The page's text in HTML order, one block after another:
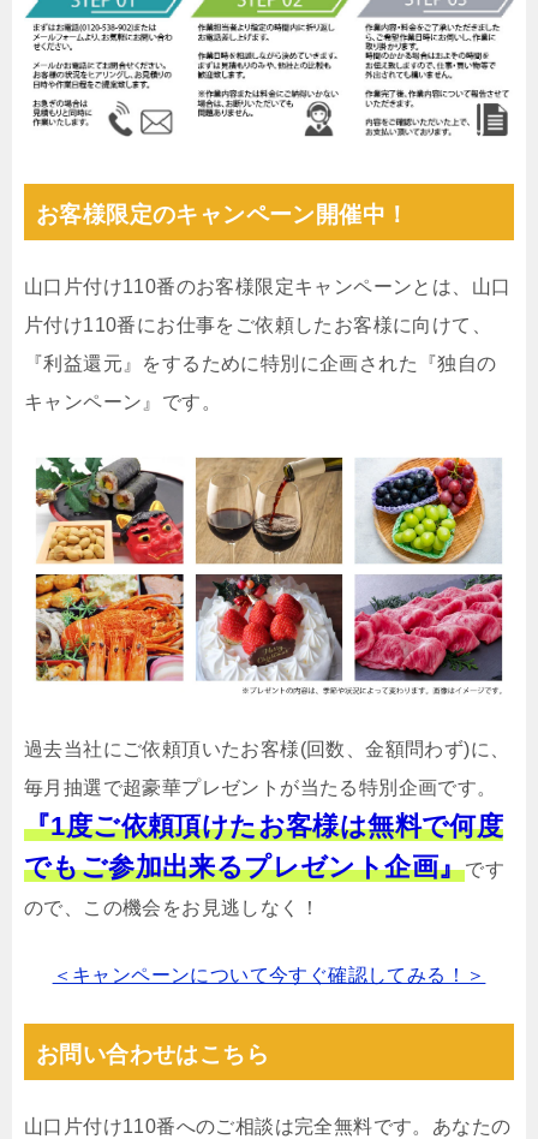
お客様限定のキャンペーン開催中！
山口片付け110番のお客様限定キャンペーンとは、山口
片付け110番にお仕事をご依頼したお客様に向けて、
『利益還元』をするために特別に企画された『独自の
キャンペーン』です。
過去当社にご依頼頂いたお客様(回数、金額問わず)に、
毎月抽選で超豪華プレゼントが当たる特別企画です。
『1度ご依頼頂けたお客様は無料で何度
でもご参加出来るプレゼント企画』です
ので、この機会をお見逃しなく！
＜キャンペーンについて今すぐ確認してみる！＞
お問い合わせはこちら
山口片付け110番へのご相談は完全無料です。あなたの